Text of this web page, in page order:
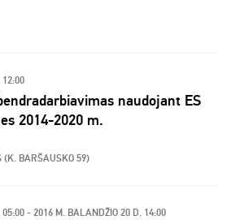
12:00
naudojant ES
2014-2020 m.
(K. BARŠAUSKO 59)
- 2016 M. BALANDŽIO 20 D. 14:00